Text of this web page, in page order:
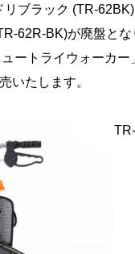
リブラック (TR-62BK)
62R-BK)が廃盤と
ートライウォーカ
いたします。